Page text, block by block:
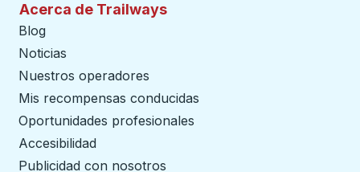
Acerca de Trailways
Blog
Noticias
Nuestros operadores
Mis recompensas conducidas
Oportunidades profesionales
Accesibilidad
Publicidad con nosotros